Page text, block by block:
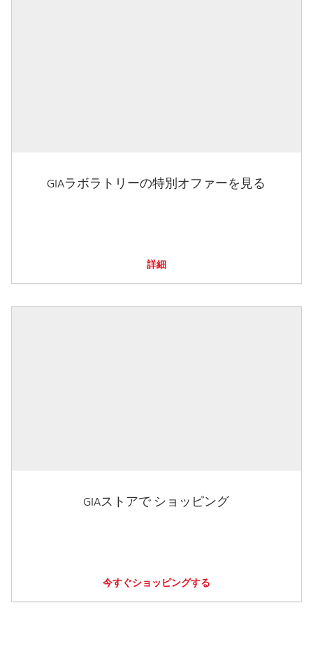
GIAラボラトリーの特別オファーを見る
詳細
GIAストアで ショッピング
今すぐショッピングする